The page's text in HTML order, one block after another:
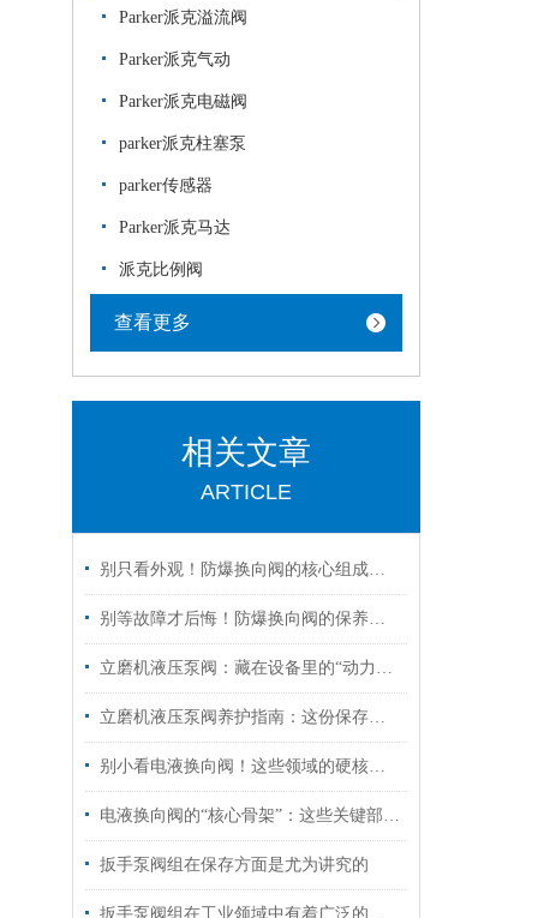
Parker派克溢流阀
Parker派克气动
Parker派克电磁阀
parker派克柱塞泵
parker传感器
Parker派克马达
派克比例阀
查看更多
相关文章
ARTICLE
别只看外观！防爆换向阀的核心组成部分，才是安全关键
别等故障才后悔！防爆换向阀的保养诀窍，早知道少踩坑
立磨机液压泵阀：藏在设备里的“动力心脏”，核心功能全拆解
立磨机液压泵阀养护指南：这份保存秘诀，让核心部件“历久弥新”！
别小看电液换向阀！这些领域的硬核应用，远超你的想象
电液换向阀的“核心骨架”：这些关键部件，决定设备运行效率！
扳手泵阀组在保存方面是尤为讲究的
扳手泵阀组在工业领域中有着广泛的作用